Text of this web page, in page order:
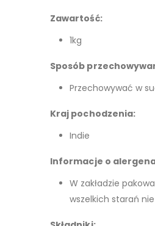
Zawartość:
1kg
Sposób
Przechowywać w
Kraj pochodzenia:
Indie
Informacje o
W zakładzie
wszelkich starań